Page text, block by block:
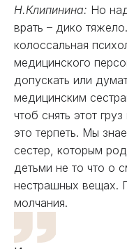
Н.Клипинина: Но
врать – дико
колоссальная
медицинского
допускать или
медицинским
чтоб снять этот
это терпеть. Мы
сестер, которым
детьми не то что о
нестрашных вещах.
молчания.